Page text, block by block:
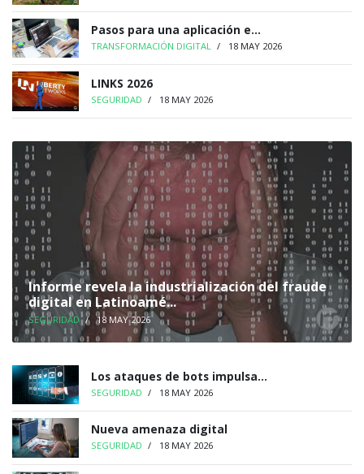
Pasos para una aplicación e...
TRANSFORMACIÓN DIGITAL / 18 MAY 2026
LINKS 2026
SEGURIDAD / 18 MAY 2026
Informe revela la industrialización del fraude
digital en Latinoamé...
SEGURIDAD / 18 MAY 2026
Los ataques de bots impulsa...
SEGURIDAD / 18 MAY 2026
Nueva amenaza digital
SEGURIDAD / 18 MAY 2026